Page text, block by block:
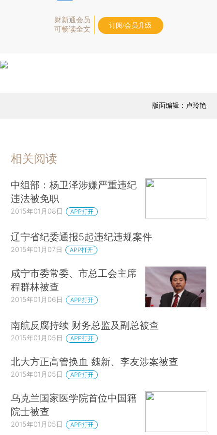
财新通会员
可畅读全文
订阅/会员升级
版面编辑：卢玲艳
相关阅读
中组部：杨卫泽涉嫌严重违纪
违法被免职
2015年01月08日 APP打开
辽宁省纪委通报5起违纪违规案件
2015年01月07日 APP打开
咸宁市委常委、市总工会主席
程群林被查
2015年01月06日 APP打开
南航反腐持续 财务总监及副总被查
2015年01月05日 APP打开
北大方正高管换血 魏新、李友涉案被查
2015年01月05日 APP打开
乌克兰国家医学院首位中国籍
院士被查
2015年01月05日 APP打开